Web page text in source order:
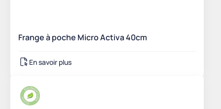
Frange à poche Micro Activa 40cm
En savoir plus